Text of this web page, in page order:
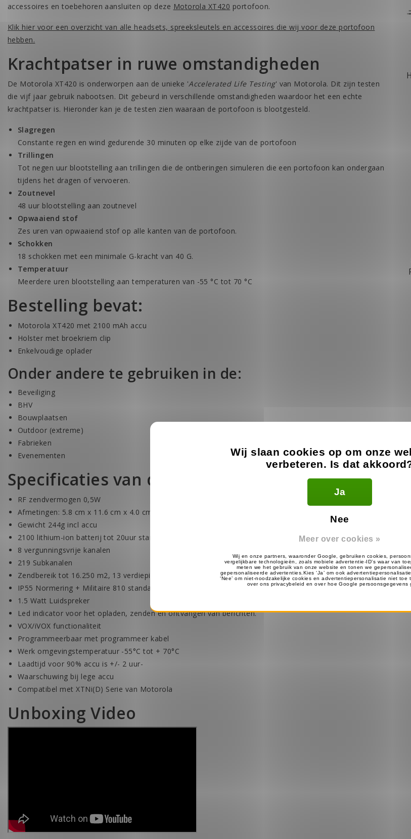
accessoires en toebehoren aansluiten op deze Motorola XT420 portofoon.
Klik hier voor een overzicht van alle headsets, spreeksleutels en accessoires die wij voor deze portofoon
hebben.
Krachtpatser in ruwe omstandigheden
De Motorola XT420 is onderworpen aan de unieke 'Accelerated Life Testing' van Motorola. Dit zijn testen
die vijf jaar gebruik nabootsen. Dit gebeurd in verschillende omstandigheden waardoor het een echte
krachtpatser is. Hieronder kan je de testen zien waaraan de portofoon is blootgesteld.
Slagregen
Constante regen en wind gedurende 30 minuten op elke zijde van de portofoon
Trillingen
Tot negen uur blootstelling aan trillingen die de ontberingen simuleren die een portofoon kan ondergaan
tijdens het dragen of vervoeren.
Zoutnevel
48 uur blootstelling aan zoutnevel
Opwaaiend stof
Zes uren van opwaaiend stof op alle kanten van de portofoon.
Schokken
18 schokken met een minimale G-kracht van 40 G.
Temperatuur
Meerdere uren blootstelling aan temperaturen van -55 °C tot 70 °C
Bestelling bevat:
Motorola XT420 met 2100 mAh accu
Holster met broekriem clip
Enkelvoudige oplader
Onder andere te gebruiken in de:
Beveiliging
BHV
Bouwplaatsen
Outdoor (extreme)
Fabrieken
Evenementen
Specificaties van de Motorola XT420
RF zendvermogen 0,5W
Afmetingen: 5.8 cm x 11.6 cm x 4.0 cm
Gewicht 244g incl accu
2100 lithium-ion batterij tot 20uur stand-by tijd
8 vergunningsvrije kanalen
219 Subkanalen
Zendbereik tot 16.250 m2, 13 verdiepingen of 9 km zichtlijn.
IP55 Normering + Militaire 810 standaard
1.5 Watt Luidspreker
Led indicator voor het opladen, zenden en ontvangen van berichten.
VOX/iVOX functionaliteit
Programmeerbaar met programmeer kabel
Werk omgevingstemperatuur -55°C tot + 70°C
Laadtijd voor 90% accu is +/- 2 uur-
Waarschuwing bij lege accu
Compatibel met XTNi(D) Serie van Motorola
Unboxing Video
Wij slaan cookies op om onze
verbeteren. Is dat
Ja
Nee
Meer over cookies »